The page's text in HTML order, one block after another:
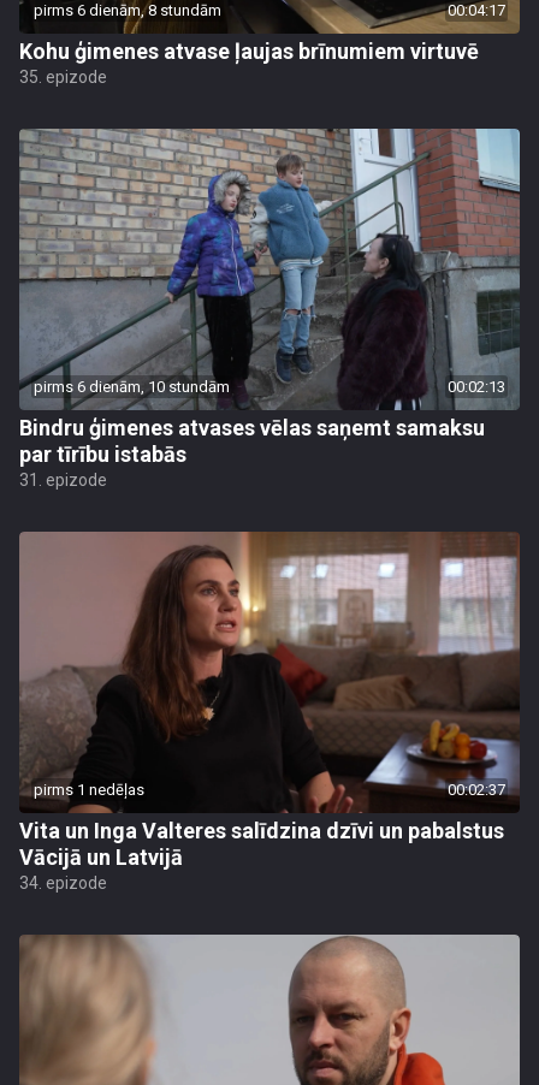
pirms 6 dienām, 8 stundām 00:04:17
Kohu ģimenes atvase ļaujas brīnumiem virtuvē
35. epizode
pirms 6 dienām, 10 stundām 00:02:13
Bindru ģimenes atvases vēlas saņemt samaksu
par tīrību istabās
31. epizode
pirms 1 nedēļas 00:02:37
Vita un Inga Valteres salīdzina dzīvi un pabalstus
Vācijā un Latvijā
34. epizode